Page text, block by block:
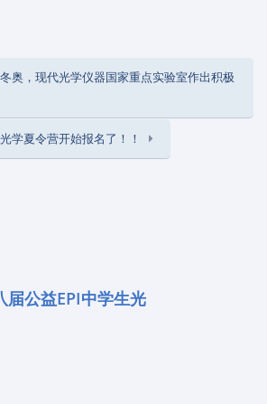
奥，现代光学仪器国家重点实验室​作出积极
学夏令营开始报名了！！
公益EPI中学生光